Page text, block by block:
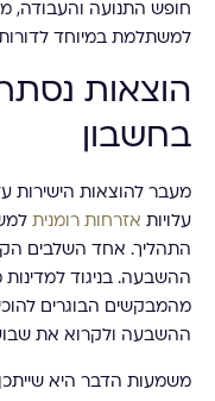
חופש התנועה
למשתלמת במיוחד
הוצאות
בחשבון
מעבר להוצאות הישירות
עלויות אזרחות רומנית
התהליך. אחד השלבים
ההשבעה. בניגוד למדינות
מהמבקשים הבוגרים
ההשבעה ולקרוא את
משמעות הדבר היא שייתכן